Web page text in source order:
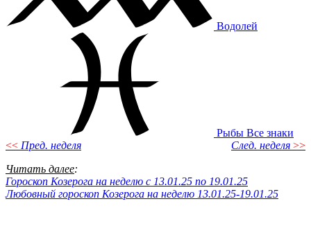
Водолей
Рыбы Все знаки
<< Пред. неделя След. неделя >>
Читать далее:
Гороскоп Козерога на неделю c 13.01.25 по 19.01.25
Любовный гороскоп Козерога на неделю 13.01.25-19.01.25